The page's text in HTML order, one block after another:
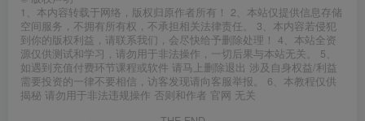
1、本内容转载于网络，版权归原作者所有！ 2、本站仅提供信息存储
空间服务，不拥有所有权，不承担相关法律责任。 3、本内容若侵犯
到你的版权利益，请联系我们，会尽快给予删除处理！ 4、本站全资
源仅供测试和学习，请勿用于非法操作，一切后果与本站无关。 5、
如遇到充值付费环节课程或软件 请马上删除退出 涉及自身权益/利益
需要投资的一律不要相信，访客发现请向客服举报。 6、本教程仅供
揭秘 请勿用于非法违规操作 否则和作者 官网 无关